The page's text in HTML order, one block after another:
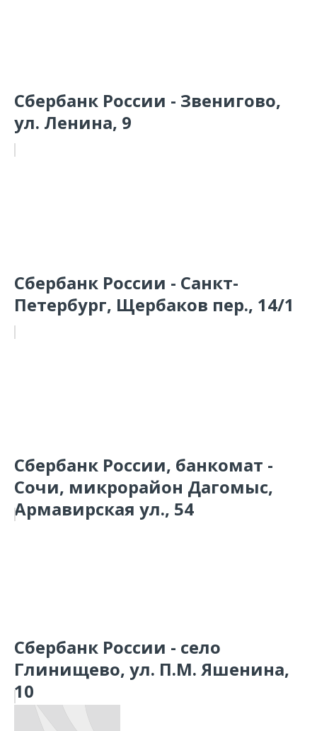
Сбербанк России - Звенигово,
ул. Ленина, 9
Сбербанк России - Санкт-
Петербург, Щербаков пер., 14/1
Сбербанк России, банкомат -
Сочи, микрорайон Дагомыс,
Армавирская ул., 54
Сбербанк России - село
Глинищево, ул. П.М. Яшенина,
10